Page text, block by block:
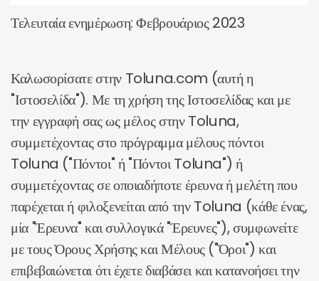
Τελευταία ενημέρωση: Φεβρουάριος 2023
Καλωσορίσατε στην Toluna.com (αυτή η
"Ιστοσελίδα"). Με τη χρήση της Ιστοσελίδας και με
την εγγραφή σας ως μέλος στην Toluna,
συμμετέχοντας στο πρόγραμμα μέλους πόντοι
Toluna ("Πόντοι" ή "Πόντοι Toluna") ή
συμμετέχοντας σε οποιαδήποτε έρευνα ή μελέτη που
παρέχεται ή φιλοξενείται από την Toluna (κάθε ένας,
μία "Έρευνα" και συλλογικά "Έρευνες"), συμφωνείτε
με τους Όρους Χρήσης και Μέλους ("Όροι") και
επιβεβαιώνεται ότι έχετε διαβάσει και κατανοήσει την